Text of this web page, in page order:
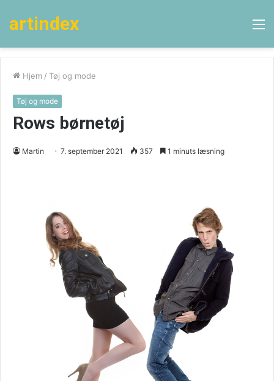
artindex
Hjem / Tøj og mode
Tøj og mode
Rows børnetøj
Martin 7. september 2021 357 1 minuts læsning